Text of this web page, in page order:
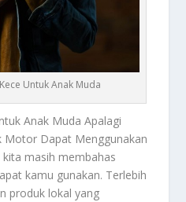
Untuk Anak Muda
Anak Muda Apalagi
Motor Dapat Menggunakan
masih membahas
kamu gunakan. Terlebih
produk lokal yang